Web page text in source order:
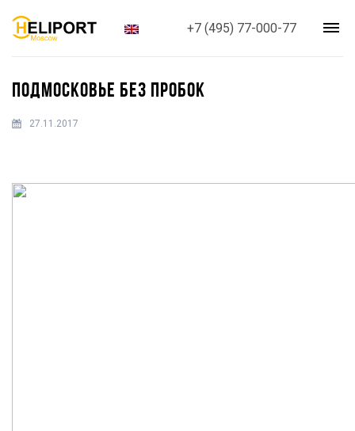
+7 (495) 77-000-77
ПОДМОСКОВЬЕ БЕЗ ПРОБОК
27.11.2017